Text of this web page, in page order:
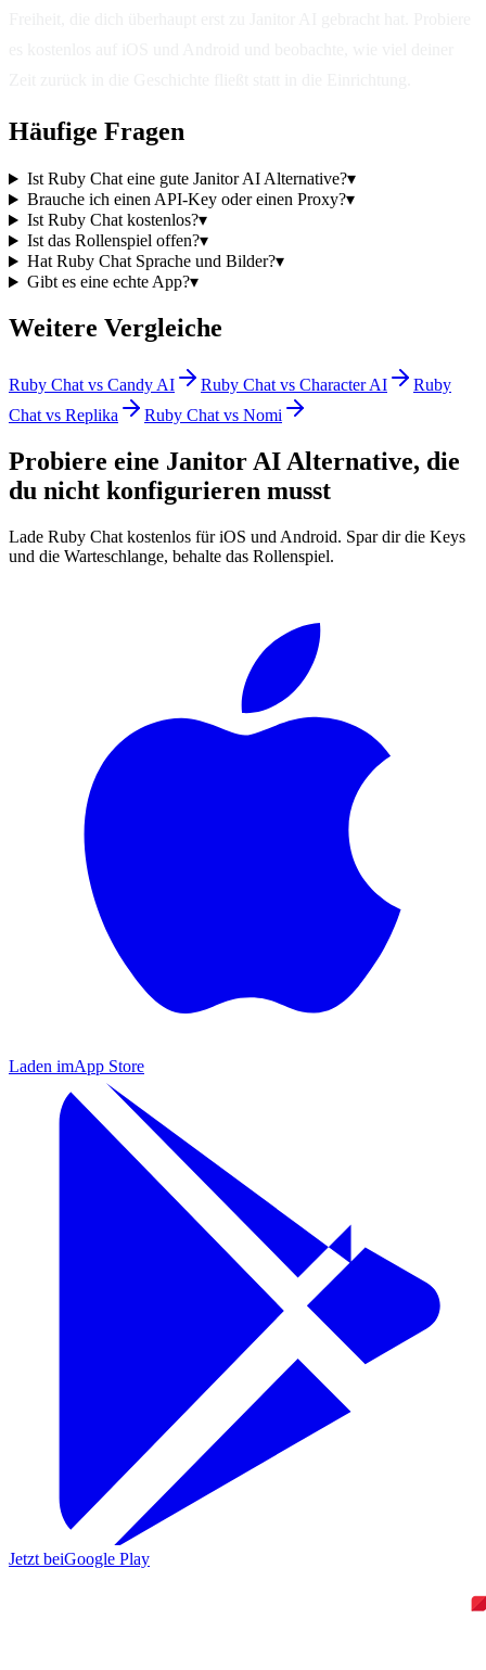
Häufige Fragen
Ist Ruby Chat eine gute Janitor AI Alternative?▾
Brauche ich einen API-Key oder einen Proxy?▾
Ist Ruby Chat kostenlos?▾
Ist das Rollenspiel offen?▾
Hat Ruby Chat Sprache und Bilder?▾
Gibt es eine echte App?▾
Weitere Vergleiche
Ruby Chat vs Candy AI Ruby Chat vs Character AI
Ruby
Chat vs Replika
Ruby Chat vs Nomi
Probiere eine Janitor AI Alternative, die
du nicht konfigurieren musst
Lade Ruby Chat kostenlos für iOS und Android. Spar dir die Keys
und die Warteschlange, behalte das Rollenspiel.
Laden imApp Store
Jetzt beiGoogle Play